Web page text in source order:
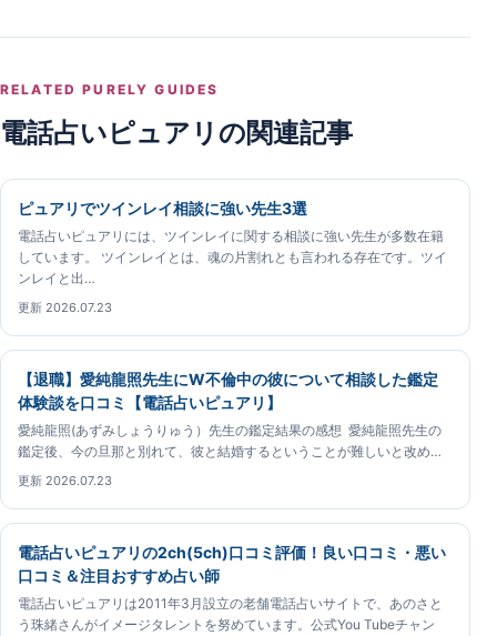
RELATED PURELY GUIDES
電話占いピュアリの関連記事
ピュアリでツインレイ相談に強い先生3選
電話占いピュアリには、ツインレイに関する相談に強い先生が多数在籍
しています。 ツインレイとは、魂の片割れとも言われる存在です。ツイ
ンレイと出…
更新 2026.07.23
【退職】愛純龍照先生にW不倫中の彼について相談した鑑定
体験談を口コミ【電話占いピュアリ】
愛純龍照(あずみしょうりゅう）先生の鑑定結果の感想 愛純龍照先生の
鑑定後、今の旦那と別れて、彼と結婚するということが難しいと改め…
更新 2026.07.23
電話占いピュアリの2ch(5ch)口コミ評価！良い口コミ・悪い
口コミ＆注目おすすめ占い師
電話占いピュアリは2011年3月設立の老舗電話占いサイトで、あのさと
う珠緒さんがイメージタレントを努めています。公式You Tubeチャン